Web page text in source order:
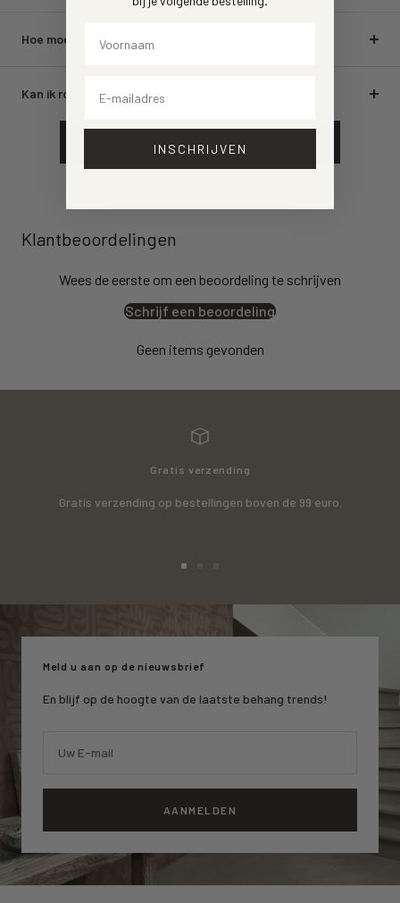
Hoe moet ik behangen?
Kan ik rollen terug sturen?
BEKIJK ALLE VEELGESTELDE VRAGEN
Klantbeoordelingen
Wees de eerste om een beoordeling te schrijven
Schrijf een beoordeling
Geen items gevonden
Gratis verzending
Gratis verzending op bestellingen boven de 99 euro.
1
2
slide
3
Meld u aan op de nieuwsbrief
En blijf op de hoogte van de laatste behang trends!
Uw E-mail
AANMELDEN
INSCHRIJVEN